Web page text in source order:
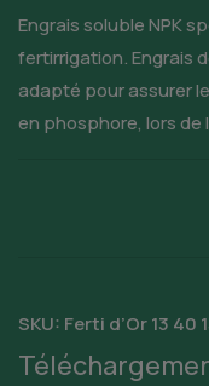
Engrais soluble NPK
fertirrigation. Engrais
adapté pour assurer
en phosphore, lors
SKU: Ferti d’Or 13 40